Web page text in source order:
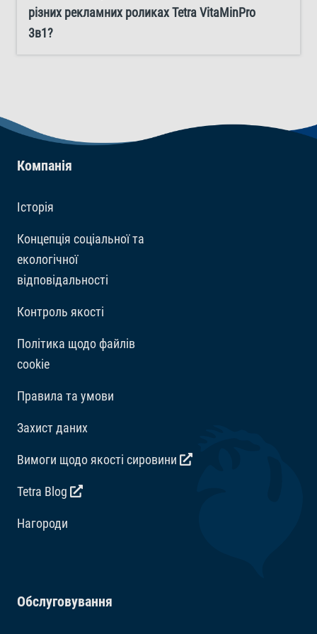
світіння при додаванні Tetra VitaMinPro 3в1 у ваш
акваріум.
різних рекламних роликах Tetra VitaMinPro
3в1?
Компанія
Історія
Концепція соціальної та
екологічної
відповідальності
Контроль якості
Політика щодо файлів
cookie
Правила та умови
Захист даних
Вимоги щодо якості сировини
Tetra Blog
Hагороди
Обслуговування